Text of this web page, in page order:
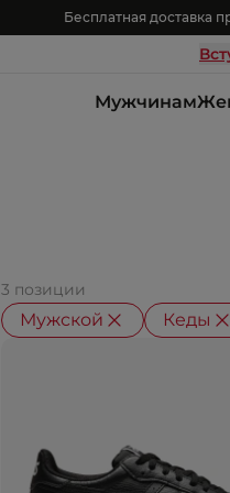
Бесплатная доставка
Мужчинам
3 позиции
Мужской
Кеды